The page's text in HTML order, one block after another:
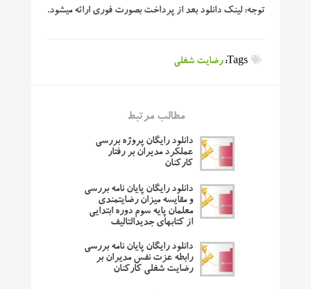
توجه: لینک دانلود بعد از پرداخت بصورت فوری ارائه میشود.
Tags: رضایت شغلی
مطالب مرتبط
دانلود رایگان پروژه بررسی
عملکرد مدیران بر رفتار
کارکنان
دانلود رایگان پایان نامه بررسی
و مقایسه میزان رضایتمندی
معلمان پایه سوم دوره ابتدایی
از کتابهای جدیدالتالیف
دانلود رایگان پایان نامه بررسی
رابطه عزت نفس مدیران بر
رضایت شغلی کارکنان